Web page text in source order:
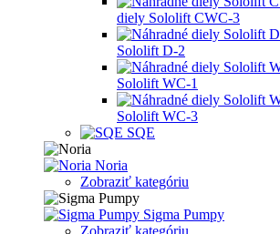
diely Sololift CWC-3
Sololift D-2
Sololift WC-1
Sololift WC-3
SQE
Noria
Zobraziť kategóriu
Sigma Pumpy
Zobraziť kategóriu